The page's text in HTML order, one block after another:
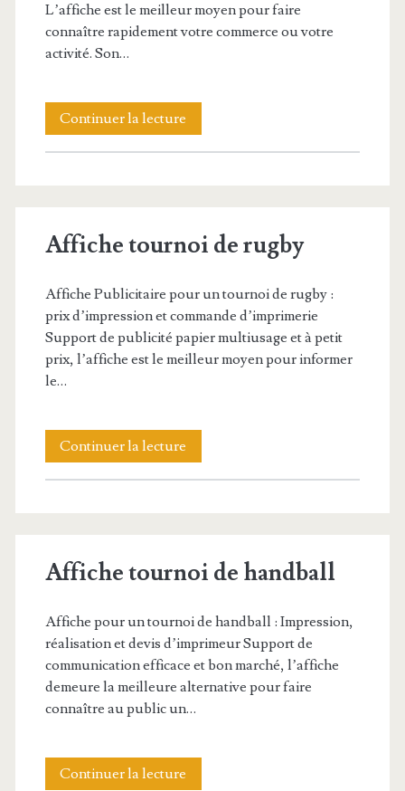
L’affiche est le meilleur moyen pour faire
connaître rapidement votre commerce ou votre
activité. Son…
Continuer la lecture
pour
de
Affiche tournoi de rugby
Affiche Publicitaire pour un tournoi de rugby :
prix d’impression et commande d’imprimerie
Support de publicité papier multiusage et à petit
prix, l’affiche est le meilleur moyen pour informer
le…
Continuer la lecture
tournoi
Affiche tournoi de handball
Affiche pour un tournoi de handball : Impression,
réalisation et devis d’imprimeur Support de
communication efficace et bon marché, l’affiche
demeure la meilleure alternative pour faire
connaître au public un…
Continuer la lecture